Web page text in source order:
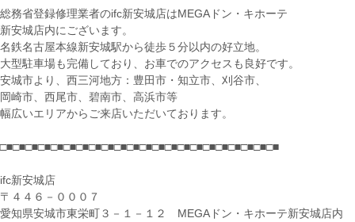
総務省登録修理業者のifc新安城店はMEGAドン・キホーテ
新安城店内にございます。
名鉄名古屋本線新安城駅から徒歩５分以内の好立地。
大型駐車場も完備しており、お車でのアクセスも良好です。
安城市より、西三河地方：豊田市・知立市、刈谷市、
岡崎市、西尾市、碧南市、高浜市等
幅広いエリアからご来店いただいております。
□■□■□■□■□■□■□■□■□■□■□■□■□■□■□■□■□■□■□■□■□■□■
ifc新安城店
〒４４６－０００７
愛知県安城市東栄町３－１－１２ MEGAドン・キホーテ新安城店内